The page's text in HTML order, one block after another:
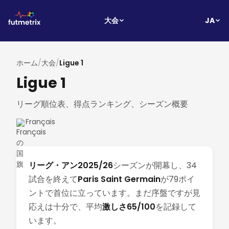
大会 JA
ホーム/大会/Ligue 1
Ligue 1
リーグ順位表、得点ランキング、シーズン概要
Français
リーグ・アン2025/26シーズンが開幕し、34
試合を終えてParis Saint Germainが79ポイ
ントで首位に立っています。まだ序盤ですが見
応えは十分で、平均激しさ65/100を記録して
います。